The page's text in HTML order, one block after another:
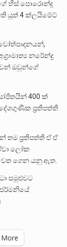
හිස් පොරොන්දු
යූත් 4 ක්ලයිමේට්
නරේන්ද්‍ර
ඔවුන්ගේ
400 ක්
ප්‍රතිපත්ති
ප්‍රතිපත්ති ඒ ඒ
ලෝක
ගෙන යනු ඇත.
සමුළුවට
More